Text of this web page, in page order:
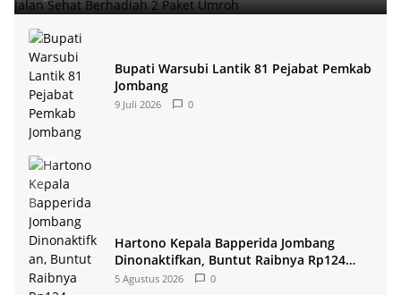
Bupati Warsubi Lantik 81 Pejabat Pemkab
Jombang
9 Juli 2026 0
Hartono Kepala Bapperida Jombang
Dinonaktifkan, Buntut Raibnya Rp124
Miliar Kas KPRI Sejahtera
5 Agustus 2026 0